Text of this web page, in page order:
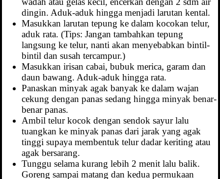
dingin. Aduk-aduk hingga menjadi larutan kental.
Masukkan larutan tepung ke dalam kocokan telur,
aduk rata. (Tips: Jangan tambahkan tepung
langsung ke telur, nanti akan menyebabkan bintil-
bintil dan susah tercampur.)
Masukkan irisan cabai, bubuk merica, garam dan
daun bawang. Aduk-aduk hingga rata.
Panaskan minyak agak banyak ke dalam wajan
cekung dengan panas sedang hingga minyak benar-
benar panas.
Ambil telur kocok dengan sendok sayur lalu
tuangkan ke minyak panas dari jarak yang agak
tinggi supaya membentuk telur dadar keriting atau
agak bersarang.
Tunggu selama kurang lebih 2 menit lalu balik.
Goreng sampai matang dan kedua permukaan